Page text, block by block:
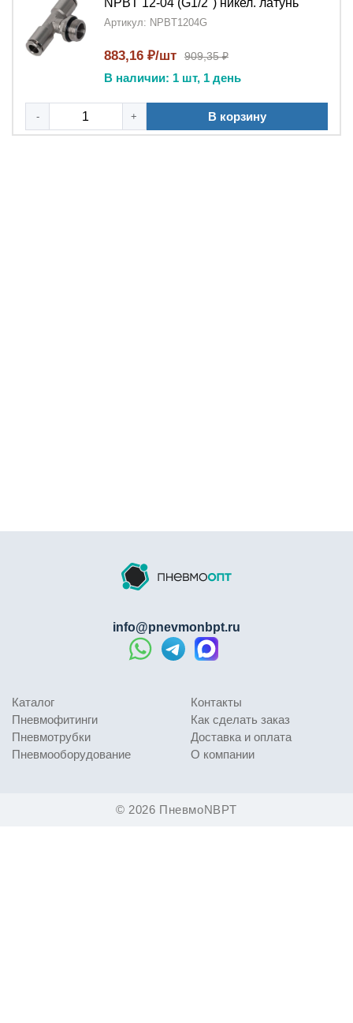
NPBT 12-04 (G1/2") никел. латунь
Артикул: NPBT1204G
883,16 ₽/шт 909,35 ₽
В наличии: 1 шт, 1 день
- + В корзину
© 2026 ПневмоNBPT
Каталог
Пневмофитинги
Пневмотрубки
Пневмооборудование
Контакты
Как сделать заказ
Доставка и оплата
О компании
info@pnevmonbpt.ru